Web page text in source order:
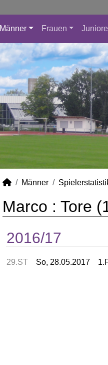
Männer Frauen
Männer
Marco : Tore
2016/17
29.ST So, 28.05.2017